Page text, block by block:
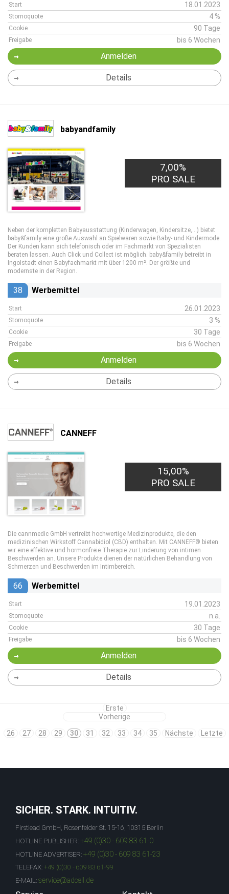
Start 18.01.2023
Stornoquote 4 %
Cookie 90 Tage
Freigabe bis 6 Wochen
Anmelden
Details
babyandfamily
7,00%
PRO SALE
Neben der kompletten Babyausstattung (Kinderwagen, Kindersitze,...) bietet
baby&family eine große Auswahl an Spielwaren sowie Baby- und Kindermode.
Der Kunden kann sich telefonisch oder im Fachmarkt von Spezialisten
beraten lassen. Auch Click und Collect ist möglich. baby&family betreibt in
Ingolstadt einen Babyfachmarkt mit über 1200 m². Der größte und
modernste in der Region.
38 Werbemittel
Start 26.01.2023
Stornoquote 3 %
Cookie 30 Tage
Freigabe bis 6 Wochen
Anmelden
Details
CANNEFF
15,00%
PRO SALE
Die cannmedic GmbH vertreibt hochwertige Medizinprodukte, die den
medizinischen Wirkstoff Cannabidiol (CBD) enthalten. Mit CANNEFF® bieten
wir eine effektive und hormonfreie Therapie zur Linderung von intimen
Beschwerden an. Unsere Produkte dienen der natürlichen Behandlung von
Schmerzen und Beschwerden im Intimbereich.
66 Werbemittel
Start 19.01.2023
Stornoquote n.a.
Cookie 30 Tage
Freigabe bis 6 Wochen
Anmelden
Details
Erste
Vorherige
26
27 28 29 30 31 32 33 34 35 Nächste Letzte
SICHER. STARK. INTUITIV.
Firstlead GmbH, Rosenfelder St. 15-16, 10315 Berlin
HOTLINE PUBLISHER: +49 (0)30 - 609 83 61-0
HOTLINE ADVERTISER: +49 (0)30 - 609 83 61-23
TELEFAX: +49 (0)30 - 609 83 61-99
E-MAIL: service@adcell.de